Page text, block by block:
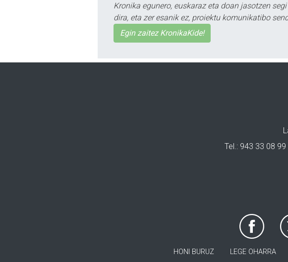
Kronika egunero, euskaraz eta doan jasotzen
dira, eta zer esanik ez, proiektu komunikatibo
Egin zaitez KronikaKide!
Tel.: 943 33 08 99
HONI BURUZ LEGE OHARRA